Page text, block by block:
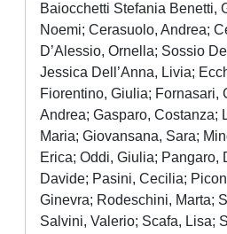
Baiocchetti Stefania Benetti,
Noemi; Cerasuolo, Andrea;
D’Alessio, Ornella; Sossio
Jessica Dell’Anna, Livia;
Fiorentino, Giulia; Fornasari,
Andrea; Gasparo, Costanza;
Maria; Giovansana, Sara;
Erica; Oddi, Giulia; Pangaro,
Davide; Pasini, Cecilia;
Ginevra; Rodeschini, Marta;
Salvini, Valerio; Scafa, Lisa;